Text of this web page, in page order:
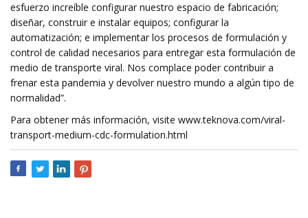
esfuerzo increíble configurar nuestro espacio de fabricación;
diseñar, construir e instalar equipos; configurar la
automatización; e implementar los procesos de formulación y
control de calidad necesarios para entregar esta formulación de
medio de transporte viral. Nos complace poder contribuir a
frenar esta pandemia y devolver nuestro mundo a algún tipo de
normalidad”.
Para obtener más información, visite www.teknova.com/viral-
transport-medium-cdc-formulation.html